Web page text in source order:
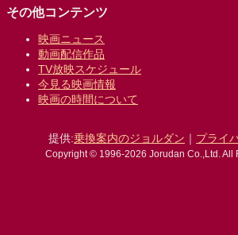
その他コンテンツ
映画ニュース
動画配信作品
TV放映スケジュール
今見る映画情報
映画の時間について
提供:乗換案内のジョルダン ｜ プライ
Copyright © 1996-2026 Jorudan Co.,Ltd. All